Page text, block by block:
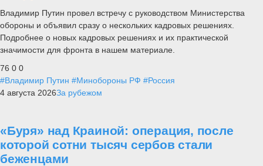
Владимир Путин провел встречу с руководством Министерства
обороны и объявил сразу о нескольких кадровых решениях.
Подробнее о новых кадровых решениях и их практической
значимости для фронта в нашем материале.
76 0 0
#Владимир Путин #Минобороны РФ #Россия
4 августа 2026За рубежом
«Буря» над Краиной: операция, после
которой сотни тысяч сербов стали
беженцами